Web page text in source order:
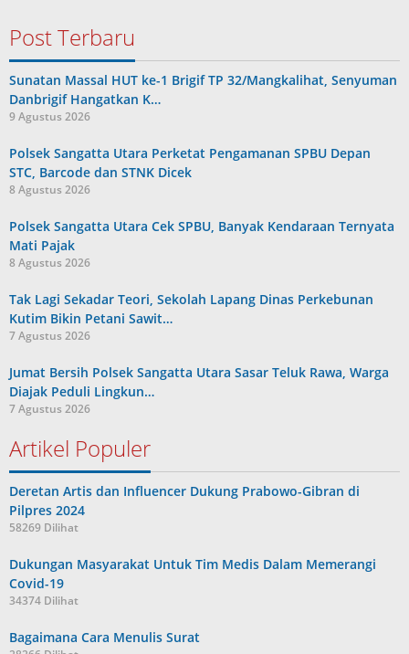
Post Terbaru
Sunatan Massal HUT ke-1 Brigif TP 32/Mangkalihat, Senyuman
Danbrigif Hangatkan K…
9 Agustus 2026
Polsek Sangatta Utara Perketat Pengamanan SPBU Depan
STC, Barcode dan STNK Dicek
8 Agustus 2026
Polsek Sangatta Utara Cek SPBU, Banyak Kendaraan Ternyata
Mati Pajak
8 Agustus 2026
Tak Lagi Sekadar Teori, Sekolah Lapang Dinas Perkebunan
Kutim Bikin Petani Sawit…
7 Agustus 2026
Jumat Bersih Polsek Sangatta Utara Sasar Teluk Rawa, Warga
Diajak Peduli Lingkun…
7 Agustus 2026
Artikel Populer
Deretan Artis dan Influencer Dukung Prabowo-Gibran di
Pilpres 2024
58269 Dilihat
Dukungan Masyarakat Untuk Tim Medis Dalam Memerangi
Covid-19
34374 Dilihat
Bagaimana Cara Menulis Surat